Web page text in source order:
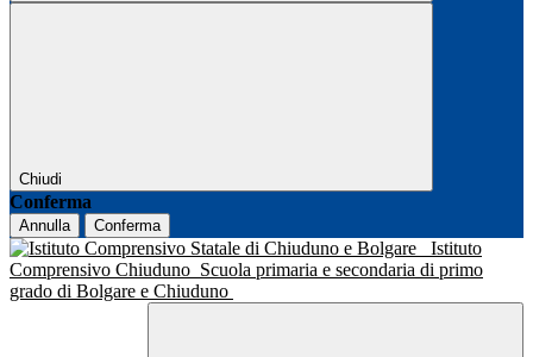
Chiudi
Conferma
Annulla Conferma
Istituto
Comprensivo Chiuduno Scuola primaria e secondaria di primo
grado di Bolgare e Chiuduno